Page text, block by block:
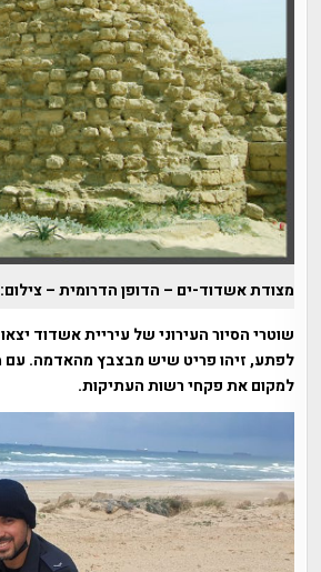
מצודת אשדוד-ים – הדופן הדרומית –
שוטרי הסיור העירוני של עיריית אשדוד
לפתע, זיהו פריט שיש מבצבץ מהאדמה. עם
למקום את פקחי רשות העתיקות.